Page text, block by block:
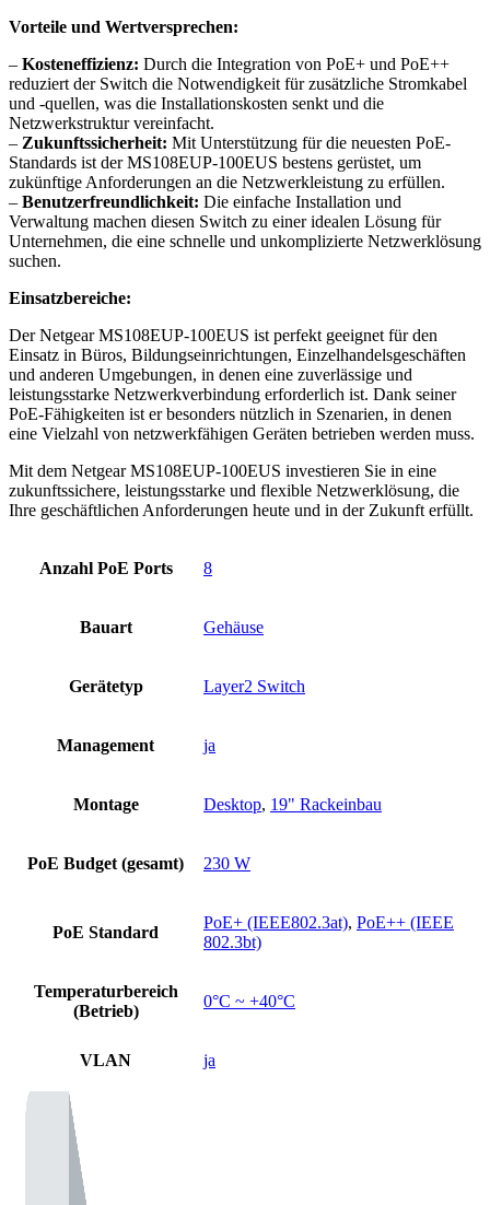
Vorteile und Wertversprechen:
– Kosteneffizienz: Durch die Integration von PoE+ und PoE++
reduziert der Switch die Notwendigkeit für zusätzliche Stromkabel
und -quellen, was die Installationskosten senkt und die
Netzwerkstruktur vereinfacht.
– Zukunftssicherheit: Mit Unterstützung für die neuesten PoE-
Standards ist der MS108EUP-100EUS bestens gerüstet, um
zukünftige Anforderungen an die Netzwerkleistung zu erfüllen.
– Benutzerfreundlichkeit: Die einfache Installation und
Verwaltung machen diesen Switch zu einer idealen Lösung für
Unternehmen, die eine schnelle und unkomplizierte Netzwerklösung
suchen.
Einsatzbereiche:
Der Netgear MS108EUP-100EUS ist perfekt geeignet für den
Einsatz in Büros, Bildungseinrichtungen, Einzelhandelsgeschäften
und anderen Umgebungen, in denen eine zuverlässige und
leistungsstarke Netzwerkverbindung erforderlich ist. Dank seiner
PoE-Fähigkeiten ist er besonders nützlich in Szenarien, in denen
eine Vielzahl von netzwerkfähigen Geräten betrieben werden muss.
Mit dem Netgear MS108EUP-100EUS investieren Sie in eine
zukunftssichere, leistungsstarke und flexible Netzwerklösung, die
Ihre geschäftlichen Anforderungen heute und in der Zukunft erfüllt.
Anzahl PoE Ports 8
Bauart Gehäuse
Gerätetyp Layer2 Switch
Management ja
Montage Desktop, 19" Rackeinbau
PoE Budget (gesamt) 230 W
PoE Standard
PoE+ (IEEE802.3at), PoE++ (IEEE
802.3bt)
Temperaturbereich
(Betrieb)
0°C ~ +40°C
VLAN ja